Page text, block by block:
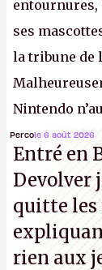
entournures,
ses
la tribune de
Nintendo
la mort
strike à tour
d'étaler sa
souvenirs
Percole 6 août 2026
Entré en
Devolver
quitte les
rien aux